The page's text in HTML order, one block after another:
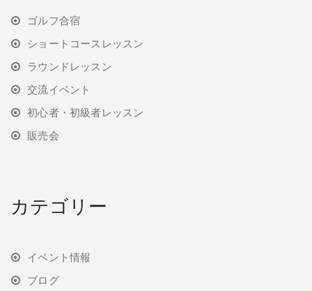
ゴルフ合宿
ショートコースレッスン
ラウンドレッスン
交流イベント
初心者・初級者レッスン
販売会
カテゴリー
イベント情報
ブログ